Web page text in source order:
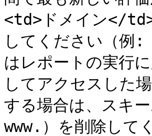
<td>ドメイン</
してください（
はレポートの実行
してアクセスした
する場合は、スキ
www.）を削除し